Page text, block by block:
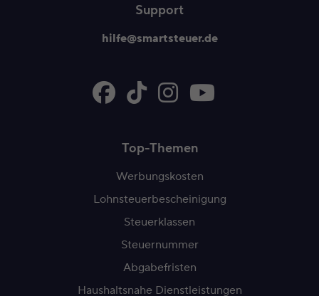
Support
hilfe@smartsteuer.de
Top-Themen
Werbungskosten
Lohnsteuerbescheinigung
Steuerklassen
Steuernummer
Abgabefristen
Haushaltsnahe Dienstleistungen